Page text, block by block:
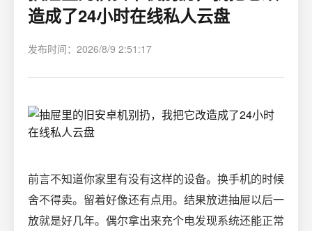
造成了24小时在线私人云盘
发布时间：2026/8/9 2:51:17
前言不知道你家里有没有这样的设备。换手机的时候
舍不得卖。留着好像还有点用。结果放进抽屉以后一
放就是好几年。偶尔拿出来充个电发现系统还能正常